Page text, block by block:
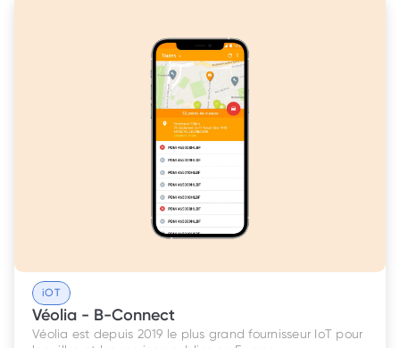
iOT
Véolia - B-Connect
Véolia est depuis 2019 le plus grand fournisseur IoT pour